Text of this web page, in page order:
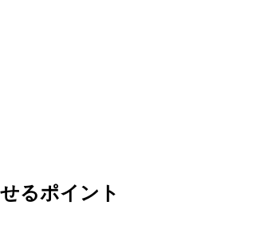
るポイント